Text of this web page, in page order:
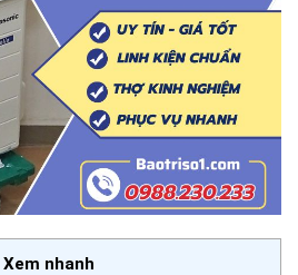
Xem nhanh